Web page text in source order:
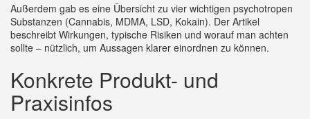
Außerdem gab es eine Übersicht zu vier wichtigen psychotropen
Substanzen (Cannabis, MDMA, LSD, Kokain). Der Artikel
beschreibt Wirkungen, typische Risiken und worauf man achten
sollte – nützlich, um Aussagen klarer einordnen zu können.
Konkrete Produkt- und
Praxisinfos